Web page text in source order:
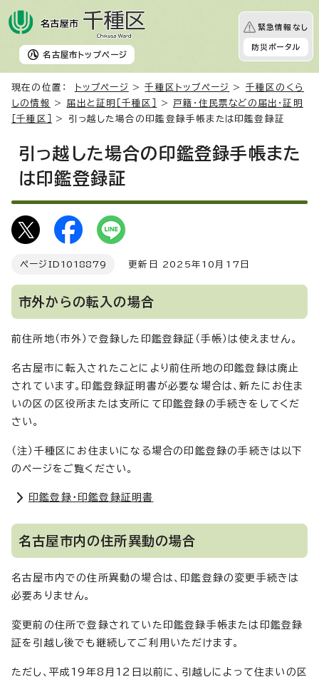
名古屋市 トップページ
緊急情報なし
防災ポータル
現在の位置： トップページ >千種区トップページ > 千種区のくら
しの情報
> 届出と証明［千種区］ > 戸籍・住民票などの届出・証明
［千種区］
> 引っ越した場合の印鑑登録手帳または印鑑登録証
引っ越した場合の印鑑登録手帳また
は印鑑登録証
ページID 1018879 更新日 2025年10月17日
市外からの転入の場合
前住所地（市外）で登録した印鑑登録証（手帳）は使えません。
名古屋市に転入されたことにより前住所地の印鑑登録は廃止
されています。印鑑登録証明書が必要な場合は、新たにお住ま
いの区の区役所または支所にて印鑑登録の手続きをしてくだ
さい。
（注）千種区にお住まいになる場合の印鑑登録の手続きは以下
のページをご覧ください。
印鑑登録・印鑑登録証明書
名古屋市内の住所異動の場合
名古屋市内での住所異動の場合は、印鑑登録の変更手続きは
必要ありません。
変更前の住所で登録されていた印鑑登録手帳または印鑑登録
証を引越し後でも継続してご利用いただけます。
ただし、平成19年8月12日以前に、引越しによって住まいの区